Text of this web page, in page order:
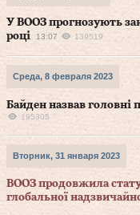
У ВООЗ прогнозують
році
13:07 139519
Среда, 8 февраля 2023
Байден назвав головні
195305
Вторник, 31 января 2023
ВООЗ продовжила
глобальної